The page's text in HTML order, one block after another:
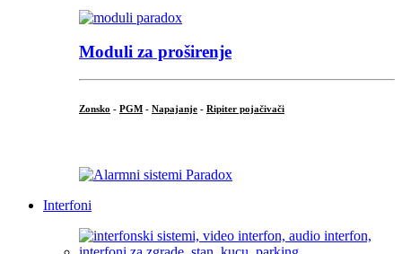
Moduli za proširenje
Zonsko - PGM - Napajanje - Ripiter pojačivači
Interfoni